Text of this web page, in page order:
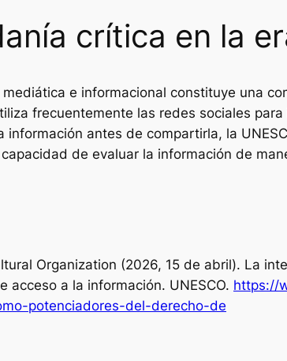
crítica en la
e informacional constituye una
frecuentemente las redes sociales
antes de compartirla, la
de evaluar la información de
Organization (2026, 15 de abril). La
acceso a la información. UNESCO. https://
potenciadores-del-derecho-de